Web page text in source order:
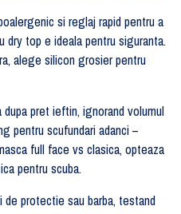
si reglaj rapid pentru a
dry top e ideala pentru siguranta.
alege silicon grosier pentru
pret ieftin, ignorand volumul
pentru scufundari adanci –
full face vs clasica, opteaza
pentru scuba.
protectie sau barba, testand